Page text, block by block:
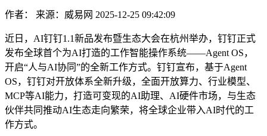
作者： 来源：威易网 2025-12-25 09:42:09
近日，AI钉钉1.1新品发布暨生态大会在杭州举办，钉钉正式
发布全球首个为AI打造的工作智能操作系统——Agent OS，
开启“人与AI协同”的全新工作方式。钉钉宣布，基于Agent
OS，钉钉对开放体系全新升级，全面开放算力、行业模型、
MCP等AI能力，打造可变现的AI助理、AI硬件市场，与生态
伙伴共同推动AI生态走向繁荣，将全球企业带入AI时代的工
作方式。